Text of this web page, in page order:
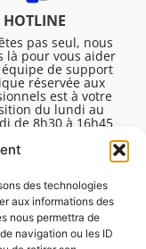
des technologies
aux informations des
nous permettra de
navigation ou les ID
HOTLINE
pas seul, nous
là pour vous aider
de support
réservée aux
est à votre
du lundi au
de 8h30 à 16h45
aider à résoudre
vos questions